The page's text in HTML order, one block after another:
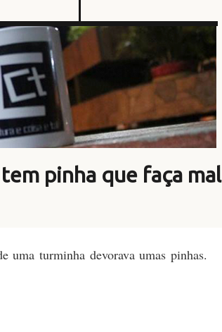
pinha que faça mal
uma turminha devorava umas pinhas.